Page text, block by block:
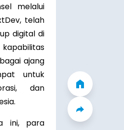
melalui
telah
digital di
ajang
untuk
dan
ini, para